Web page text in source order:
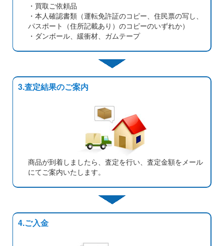
・買取ご依頼品
・本人確認書類（運転免許証のコピー、住民票の写し、
パスポート（住所記載あり）のコピーのいずれか）
・ダンボール、緩衝材、ガムテープ
3.査定結果のご案内
商品が到着しましたら、査定を行い、査定金額をメール
にてご案内いたします。
4.ご入金